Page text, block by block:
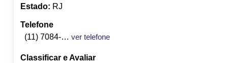
Estado: RJ
Telefone
(11) 7084-4621
ver telefone
Classificar e Avaliar